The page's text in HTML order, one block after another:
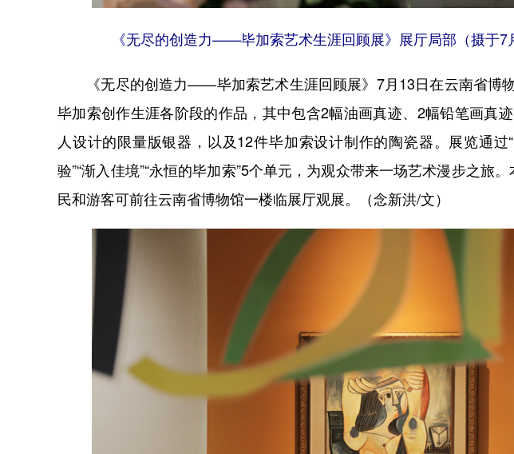
《无尽的创造力——毕加索艺术生涯回顾展》展厅局部（摄于
《无尽的创造力——毕加索艺术生涯回顾展》7月13日在云南省博
毕加索创作生涯各阶段的作品，其中包含2幅油画真迹、2幅铅笔画真
人设计的限量版银器，以及12件毕加索设计制作的陶瓷器。展览通过
验”“渐入佳境”“永恒的毕加索”5个单元，为观众带来一场艺术漫步之旅
民和游客可前往云南省博物馆一楼临展厅观展。（念新洪/文）